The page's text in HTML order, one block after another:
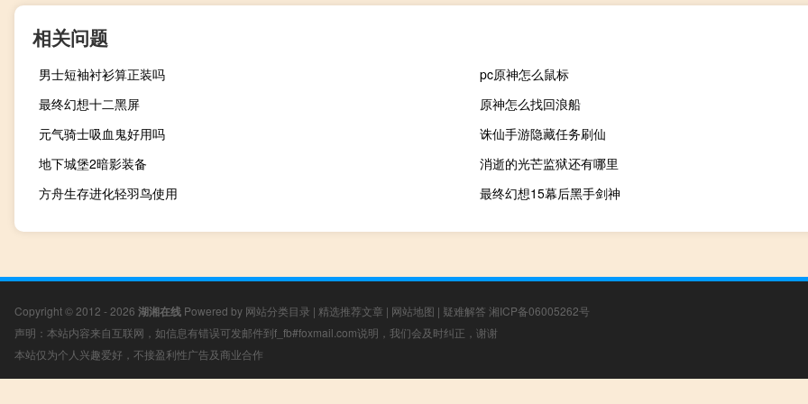
相关问题
男士短袖衬衫算正装吗
pc原神怎么鼠标
最终幻想十二黑屏
原神怎么找回浪船
元气骑士吸血鬼好用吗
诛仙手游隐藏任务刷仙
地下城堡2暗影装备
消逝的光芒监狱还有哪里
方舟生存进化轻羽鸟使用
最终幻想15幕后黑手剑神
Copyright © 2012 - 2026 湖湘在线 Powered by 网站分类目录 | 精选推荐文章 | 网站地图 | 疑难解答 湘ICP备06005262号
声明：本站内容来自互联网，如信息有错误可发邮件到f_fb#foxmail.com说明，我们会及时纠正，谢谢
本站仅为个人兴趣爱好，不接盈利性广告及商业合作